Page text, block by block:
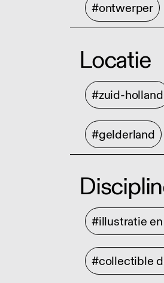
#ontwerper
Locatie
#zuid-holland
#gelderland
#illustratie
#collectible